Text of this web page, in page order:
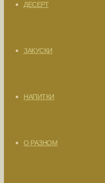
ДЕСЕРТ
ЗАКУСКИ
НАПИТКИ
О РАЗНОМ